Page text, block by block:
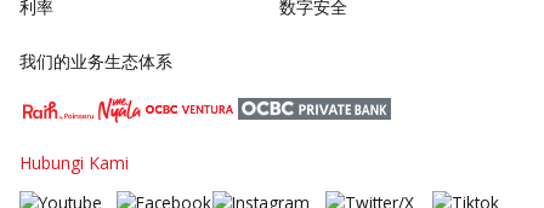
利率
数字安全
我们的业务生态体系
Hubungi Kami